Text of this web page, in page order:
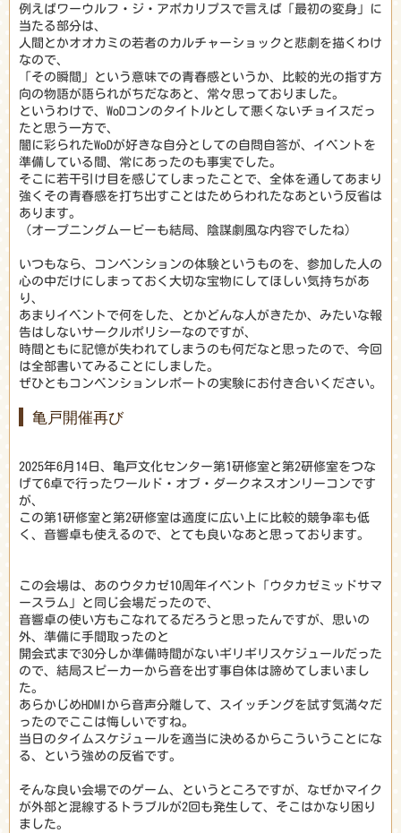
例えばワーウルフ・ジ・アポカリプスで言えば「最初の変身」に
当たる部分は、
人間とかオオカミの若者のカルチャーショックと悲劇を描くわけ
なので、
「その瞬間」という意味での青春感というか、比較的光の指す方
向の物語が語られがちだなあと、常々思っておりました。
というわけで、WoDコンのタイトルとして悪くないチョイスだっ
たと思う一方で、
闇に彩られたWoDが好きな自分としての自問自答が、イベントを
準備している間、常にあったのも事実でした。
そこに若干引け目を感じてしまったことで、全体を通してあまり
強くその青春感を打ち出すことはためらわれたなあという反省は
あります。
（オープニングムービーも結局、陰謀劇風な内容でしたね）
いつもなら、コンベンションの体験というものを、参加した人の
心の中だけにしまっておく大切な宝物にしてほしい気持ちがあ
り、
あまりイベントで何をした、とかどんな人がきたか、みたいな報
告はしないサークルポリシーなのですが、
時間ともに記憶が失われてしまうのも何だなと思ったので、今回
は全部書いてみることにしました。
ぜひともコンベンションレポートの実験にお付き合いください。
亀戸開催再び
2025年6月14日、亀戸文化センター第1研修室と第2研修室をつな
げて6卓で行ったワールド・オブ・ダークネスオンリーコンです
が、
この第1研修室と第2研修室は適度に広い上に比較的競争率も低
く、音響卓も使えるので、とても良いなあと思っております。
この会場は、あのウタカゼ10周年イベント「ウタカゼミッドサマ
ースラム」と同じ会場だったので、
音響卓の使い方もこなれてるだろうと思ったんですが、思いの
外、準備に手間取ったのと
開会式まで30分しか準備時間がないギリギリスケジュールだった
ので、結局スピーカーから音を出す事自体は諦めてしまいまし
た。
あらかじめHDMIから音声分離して、スイッチングを試す気満々だ
ったのでここは悔しいですね。
当日のタイムスケジュールを適当に決めるからこういうことにな
る、という強めの反省です。
そんな良い会場でのゲーム、というところですが、なぜかマイク
が外部と混線するトラブルが2回も発生して、そこはかなり困り
ました。